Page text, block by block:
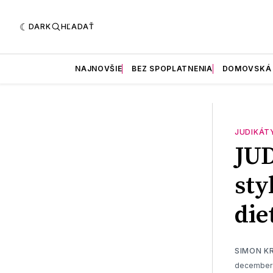
DARK HĽADAŤ
NAJNOVŠIE BEZ SPOPLATNENIA
SIMON